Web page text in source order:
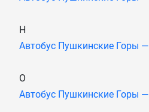
Н
Автобус Пушкинские Горы —
О
Автобус Пушкинские Горы —